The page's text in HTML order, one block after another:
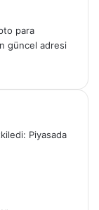
para
güncel adresi